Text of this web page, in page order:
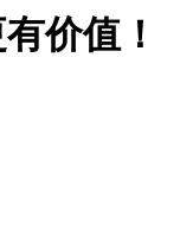
价值！